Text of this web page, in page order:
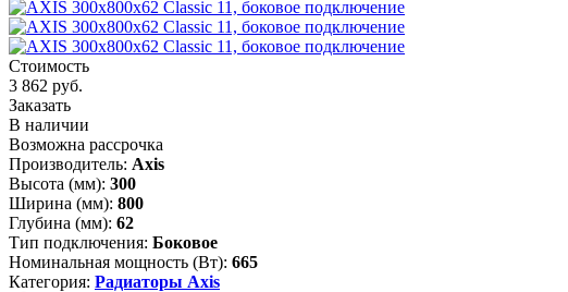
Стоимость
3 862 руб.
Заказать
В наличии
Возможна рассрочка
Производитель: Axis
Высота (мм): 300
Ширина (мм): 800
Глубина (мм): 62
Тип подключения: Боковое
Номинальная мощность (Вт): 665
Категория: Радиаторы Axis